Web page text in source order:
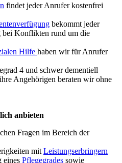
findet jeder Anrufer kostenfrei
bekommt jeder
bei Konflikten rund um die
Hilfe haben wir für Anrufer
4 und schwer dementiell
Angehörigen beraten wir ohne
anbieten
Fragen im Bereich der
mit Leistungserbringern
eines Pflegegrades sowie